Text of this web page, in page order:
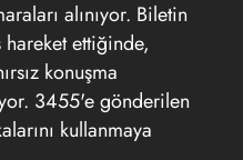
alınıyor. Biletin
hareket ettiğinde,
konuşma
3455'e gönderilen
kullanmaya